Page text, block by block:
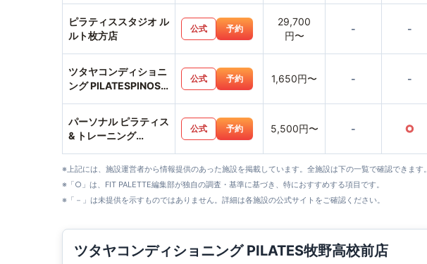
ピラティススタジオ ル
ルト枚方店
公式 予約
29,700
円〜
- -
ツタヤコンディショニ
ング PILATESPINOS
公式 予約 1,650円〜 - -
パーソナル ピラティス
& トレーニング
公式 予約 5,500円〜 - ○
※上記には、施設運営者から情報提供のあった施設を掲載しています。全施設は下の一覧で確認できます。
※「○」は、FIT PALETTE編集部が独自の調査・基準に基づき、特におすすめする項目です。
※「－」は未提供を示すものではありません。詳細は各施設の公式サイトをご確認ください。
ツタヤコンディショニング PILATES牧野高校前店